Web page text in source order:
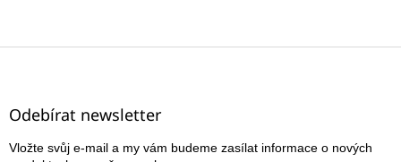
Z
Odebírat newsletter
Vložte svůj e-mail a my vám budeme zasílat informace o nových